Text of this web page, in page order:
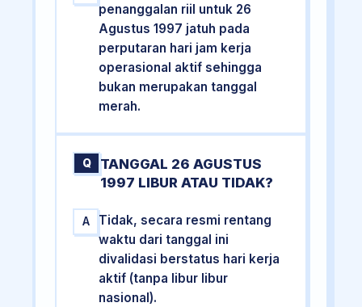
penanggalan riil untuk 26
Agustus 1997 jatuh pada
perputaran hari jam kerja
operasional aktif sehingga
bukan merupakan tanggal
merah.
Q
TANGGAL 26 AGUSTUS
1997 LIBUR ATAU TIDAK?
A
Tidak, secara resmi rentang
waktu dari tanggal ini
divalidasi berstatus hari kerja
aktif (tanpa libur libur
nasional).